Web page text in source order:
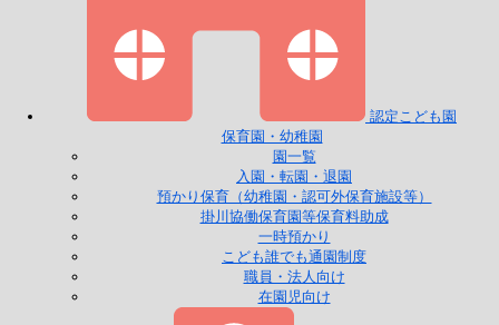
認定こども園
保育園・幼稚園
園一覧
入園・転園・退園
預かり保育（幼稚園・認可外保育施設等）
掛川協働保育園等保育料助成
一時預かり
こども誰でも通園制度
職員・法人向け
在園児向け